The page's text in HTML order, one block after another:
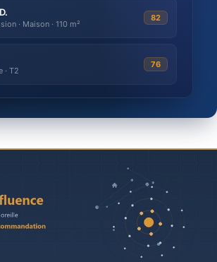
· Maison · 110 m²
82
· T2
76